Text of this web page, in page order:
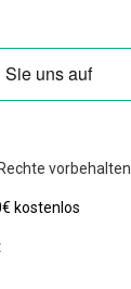
vorbehalten
kostenlos